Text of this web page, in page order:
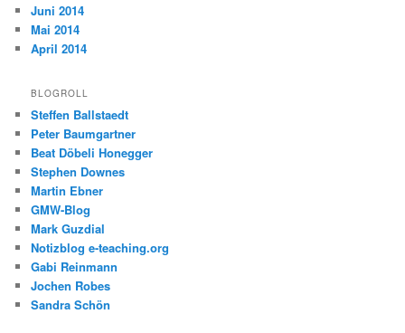
Juni 2014
Mai 2014
April 2014
BLOGROLL
Steffen Ballstaedt
Peter Baumgartner
Beat Döbeli Honegger
Stephen Downes
Martin Ebner
GMW-Blog
Mark Guzdial
Notizblog e-teaching.org
Gabi Reinmann
Jochen Robes
Sandra Schön